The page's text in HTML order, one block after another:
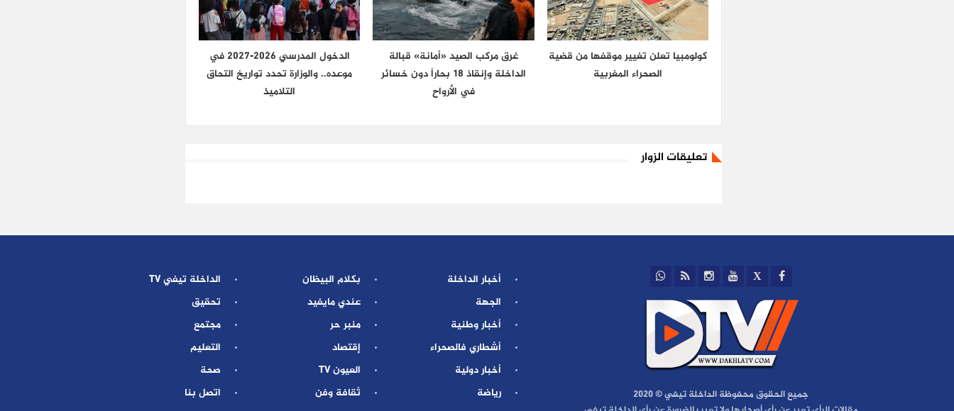
كولومبيا تعلن تغيير موقفها من قضية
الصحراء المغربية
غرق مركب الصيد «أمانة» قبالة
الداخلة وإنقاذ 18 بحاراً دون خسائر
في الأرواح
الدخول المدرسي 2026-2027 في
موعده.. والوزارة تحدد تواريخ التحاق
التلاميذ
تعليقات الزوار
جميع الحقوق محفوظة الداخلة تيفي © 2020
أخبار الداخلة
الجهة
أخبار وطنية
أشطاري فالصحراء
أخبار دولية
رياضة
بكلام البيظان
عندي مايفيد
منبر حر
إقتصاد
العيون TV
ثقافة وفن
الداخلة تيفي TV
تحقيق
مجتمع
التعليم
صحة
اتصل بنا